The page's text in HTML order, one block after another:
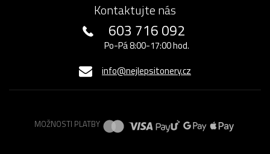
Kontaktujte nás
603 716 092
Po-Pá 8:00-17:00 hod.
info@nejlepsitonery.cz
MOŽNOSTI PLATBY